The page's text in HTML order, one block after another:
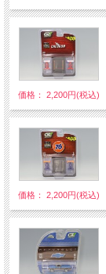
価格： 2,200円(税込)
価格： 2,200円(税込)